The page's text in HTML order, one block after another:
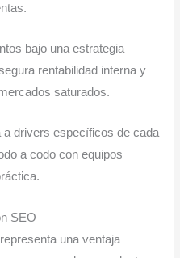
bajo una estrategia
rentabilidad interna y
saturados.
a drivers específicos de cada
a codo con equipos
SEO
representa una ventaja